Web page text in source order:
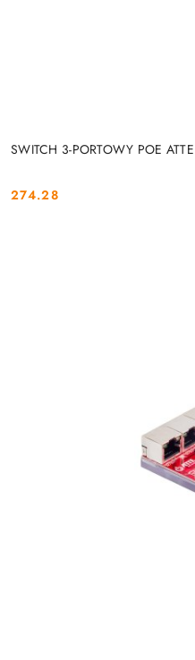
SWITCH 3-PORTOWY POE
Cena:
274.28